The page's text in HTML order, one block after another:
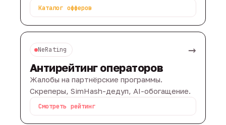
Каталог офферов
NeRating →
Антирейтинг операторов
Жалобы на партнёрские программы.
Скреперы, SimHash-дедуп, AI-обогащение.
Смотреть рейтинг